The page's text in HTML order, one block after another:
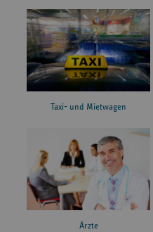
Taxi- und Mietwagen
Ärzte